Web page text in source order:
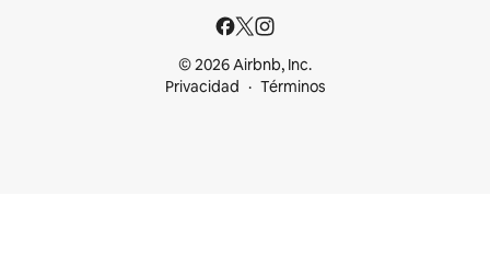
© 2026 Airbnb, Inc.
Privacidad
Términos